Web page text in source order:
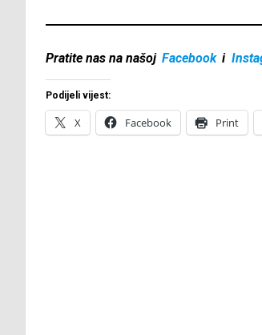
Pratite nas na našoj Facebook i
Podijeli vijest:
X Facebook Print